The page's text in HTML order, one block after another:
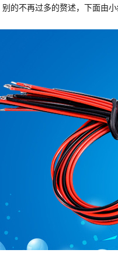
的不再过多的赘述，下面由